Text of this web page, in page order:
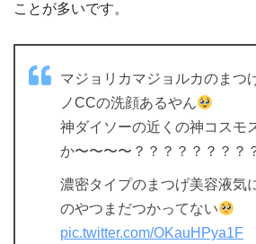
ことが多いです。
マジョリカマジョルカのまつ
ノCCの洗顔あるやん
神ダイソーの近くの神コスモ
か〜〜〜〜？？？？？？？？
濃密タイプのまつげ美容液気
のやつまだつかってない
pic.twitter.com/OKauHPya1F